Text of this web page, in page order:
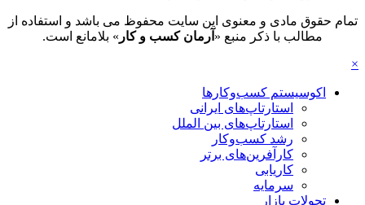
تمام حقوق مادی و معنوی این سایت محفوظ می باشد و استفاده از
مطالب با ذکر منبع « آرمان کسب و کار » بلامانع است.
×
اکوسیستم کسب‌وکارها
استارتاپ‌های ایرانی
استارتاپ‌های بین الملل
رشد کسب‌وکار
کارآفرین‌های برتر
کاریابی
سرمایه
تحولات بازار